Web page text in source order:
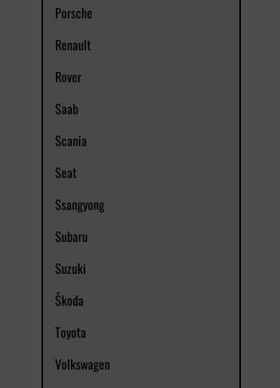
Porsche
Renault
Rover
Saab
Scania
Seat
Ssangyong
Subaru
Suzuki
Škoda
Toyota
Volkswagen